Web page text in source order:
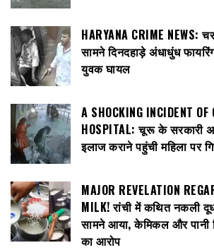
HARYANA CRIME NEWS:
सामने दिनदहाड़े अंधाधुंध
युवक घायल
A SHOCKING INCIDENT OF
HOSPITAL: चूरू के सरकारी
इलाज कराने पहुंची महिला पर
MAJOR REVELATION
MILK! रांची में कथित नकली
सामने आया, केमिकल और पानी
का आरोप